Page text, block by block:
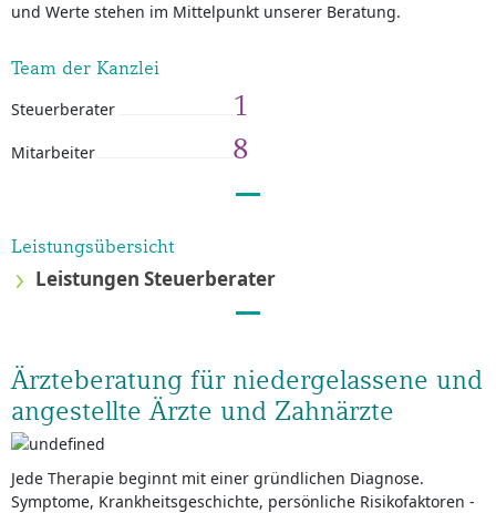
und Werte stehen im Mittelpunkt unserer Beratung.
Team der Kanzlei
Steuerberater 1
Mitarbeiter 8
Leistungsübersicht
Leistungen Steuerberater
Ärzteberatung für niedergelassene und
angestellte Ärzte und Zahnärzte
Jede Therapie beginnt mit einer gründlichen Diagnose.
Symptome, Krankheitsgeschichte, persönliche Risikofaktoren -